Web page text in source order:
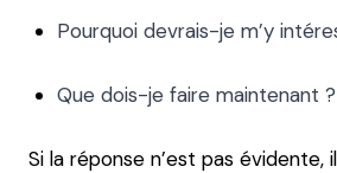
Pourquoi devrais-je m’y
Que dois-je faire maintenant ?
Si la réponse n’est pas évidente,